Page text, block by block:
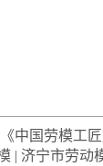
中国劳模工
模 | 济宁市劳